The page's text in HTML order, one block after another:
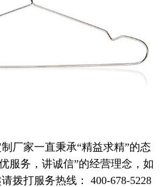
厂家一直秉承“精益求精”的态
服务，讲诚信”的经营理念，如
拨打服务热线： 400-678-5228